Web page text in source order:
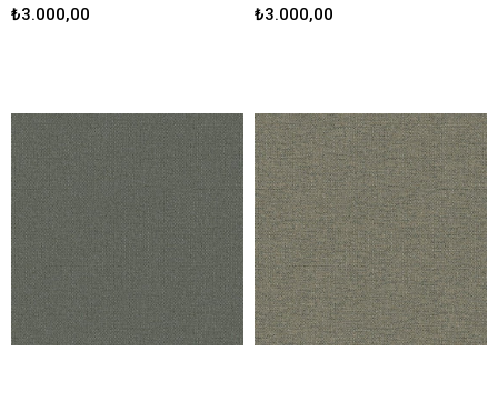
₺3.000,00 ₺3.000,00